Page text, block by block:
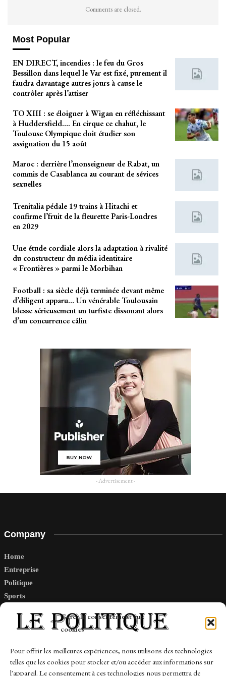
Gérer le consentement aux
cookies
Pour offrir les meilleures expériences, nous utilisons des technologies
telles que les cookies pour stocker et/ou accéder aux informations sur
l'appareil. Le consentement à ces technologies nous permettra de
Comments are closed.
Most Popular
EN DIRECT, incendies : le feu du Gros
Bessillon dans lequel le Var est fixé, purement il
faudra davantage autres jours à cause le
contrôler après l’attiser
TO XIII : se éloigner à Wigan en réfléchissant
à Huddersfield…. En cirque ce chahut, le
Toulouse Olympique doit étudier son
assignation du 15 août
Maroc : derrière l’monseigneur de Rabat, un
commis de Casablanca au courant de sévices
sexuelles
Trenitalia pédale 19 trains à Hitachi et
confirme l’fruit de la fleurette Paris-Londres
en 2029
Une étude cordiale alors la adaptation à rivalité
du constructeur du média identitaire
« Frontières » parmi le Morbihan
Football : sa siècle déjà terminée devant même
d’diligent apparu… Un vénérable Toulousain
blesse sérieusement un turfiste dissonant alors
d’un concurrence câlin
- Advertisement -
Company
Home
Entreprise
Politique
Sports
Links